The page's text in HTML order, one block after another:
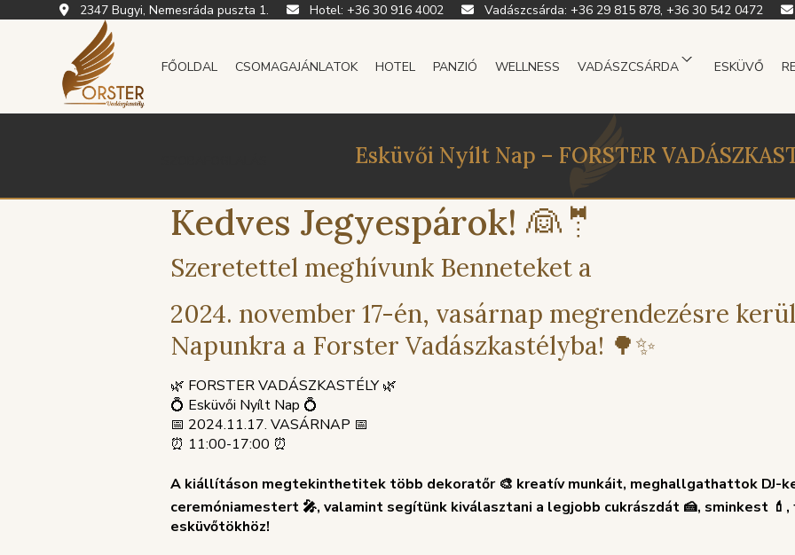
2347 Bugyi, Nemesráda puszta 1. Hotel: +36 30 916 4002 Vadászcsárda: +36 29 815 878, +36 30 542 0472
FŐOLDAL CSOMAGAJÁNLATOK HOTEL PANZIÓ WELLNESS VADÁSZCSÁRDA ESKÜVŐ
Esküvői Nyílt Nap – FORSTER
Kedves Jegyespárok! 👰🤵
Szeretettel meghívunk Benneteket a
2024. november 17-én, vasárnap megrendezésre
Napunkra a Forster Vadászkastélyba! 🌳✨
🌿 FORSTER VADÁSZKASTÉLY 🌿
💍 Esküvői Nyílt Nap 💍
📅 2024.11.17. VASÁRNAP 📅
⏰ 11:00-17:00 ⏰
A kiállításon megtekinthetitek több dekoratőr 🎨 kreatív munkáit, meghallgathattok DJ-
ceremóniamestert 🎤, valamint segítünk kiválasztani a legjobb cukrászdát 🍰, sminkest
esküvőtökhöz!